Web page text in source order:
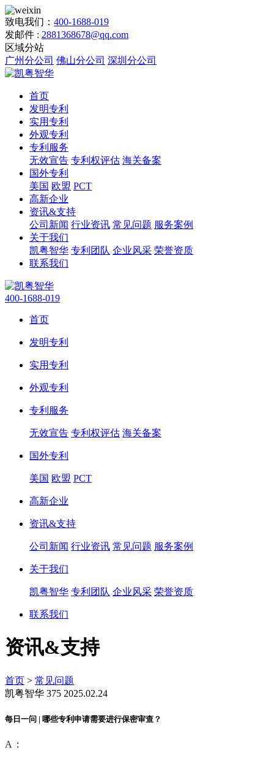
致电我们： 400-1688-019
发邮件 : 2881368678@qq.com
区域分站
广州分公司 佛山分公司 深圳分公司
首页
发明专利
实用专利
外观专利
专利服务
无效宣告 专利权评估 海关备案
国外专利
美国 欧盟 PCT
高新企业
资讯&支持
公司新闻 行业资讯 常见问题 服务案例
关于我们
凯粤智华 专利团队 企业风采 荣誉资质
联系我们
400-1688-019
首页
发明专利
实用专利
外观专利
专利服务
无效宣告 专利权评估 海关备案
国外专利
美国 欧盟 PCT
高新企业
资讯&支持
公司新闻 行业资讯 常见问题 服务案例
关于我们
凯粤智华 专利团队 企业风采 荣誉资质
联系我们
资讯&支持
首页 > 常见问题
凯粤智华 375 2025.02.24
每日一问 | 哪些专利申请需要进行保密审查？
A：